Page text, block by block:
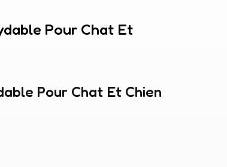
Pour Chat Et
Pour Chat Et Chien